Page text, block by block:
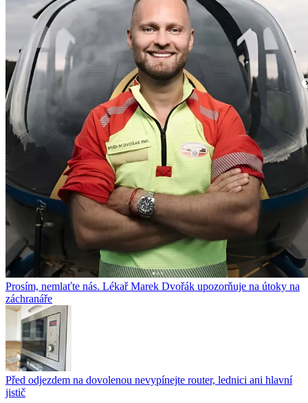
Prosím, nemlaťte nás. Lékař Marek Dvořák upozorňuje na útoky na
záchranáře
Před odjezdem na dovolenou nevypínejte router, lednici ani hlavní
jistič